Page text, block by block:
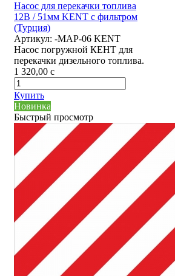
Насос для перекачки топлива
12В / 51мм KENT с фильтром
(Турция)
Артикул: -MAP-06 KENT
Насос погружной КЕНТ для
перекачки дизельного топлива.
1 320,00 c
Купить
Новинка
Быстрый просмотр